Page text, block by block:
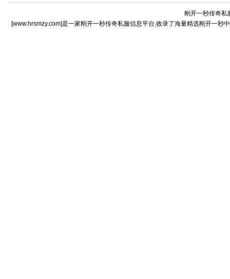
刚开一秒传奇私
[www.hrsmzy.com]是一家刚开一秒传奇私服信息平台,收录了海量精选刚开一